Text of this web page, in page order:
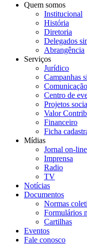
Quem somos
Institucional
História
Diretoria
Delegados
Abrangência
Serviços
Jurídico
Campanhas
Comunicação
Centro de
Projetos
Valor
Financeiro
Ficha
Mídias
Jornal on-line
Imprensa
Radio
TV
Notícias
Documentos
Normas
Formulários
Cartilhas
Eventos
Fale conosco